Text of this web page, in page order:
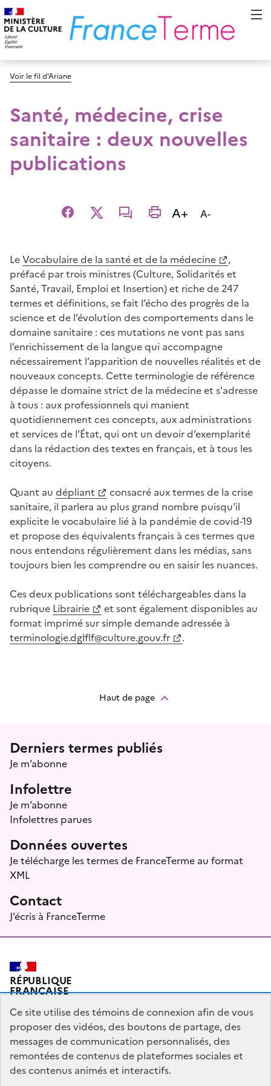
Voir le fil d’Ariane
Santé, médecine, crise
sanitaire : deux nouvelles
publications
Facebook
X email imprimer
A+ Augmenter
A-Diminuer la
LeVocabulaire de la santé et de la médecine
,
préfacé par trois ministres (Culture, Solidarités et
Santé, Travail, Emploi et Insertion) et riche de 247
termes et définitions, se fait l’écho des progrès de la
science et de l’évolution des comportements dans le
domaine sanitaire : ces mutations ne vont pas sans
l’enrichissement de la langue qui accompagne
nécessairement l’apparition de nouvelles réalités et de
nouveaux concepts. Cette terminologie de référence
dépasse le domaine strict de la médecine et s'adresse
à tous : aux professionnels qui manient
quotidiennement ces concepts, aux administrations
et services de l’État, qui ont un devoir d’exemplarité
dans la rédaction des textes en français, et à tous les
citoyens.
Quant au dépliant
consacré aux termes de la crise
sanitaire, il parlera au plus grand nombre puisqu'il
explicite le vocabulaire lié à la pandémie de covid-19
et propose des équivalents français à ces termes que
nous entendons régulièrement dans les médias, sans
toujours bien les comprendre ou en saisir les nuances.
Ces deux publications sont téléchargeables dans la
rubrique Librairie
et sont également disponibles au
format imprimé sur simple demande adressée à
terminologie.dglflf@culture.gouv.fr
.
Haut de page
Menu prefooter
Derniers termes publiés
Je m’abonne
Infolettre
Je m’abonne
Infolettres parues
Données ouvertes
Je télécharge les termes de FranceTerme au format
XML
Contact
J’écris à FranceTerme
RÉPUBLIQUE
FRANÇAISE
Plan du site Mentions légales Qui sommes-nous ?
Partagez votre expérience pour améliorer les services
Ce site utilise des témoins de connexion afin de vous
proposer des vidéos, des boutons de partage, des
messages de communication personnalisés, des
remontées de contenus de plateformes sociales et
des contenus animés et interactifs.